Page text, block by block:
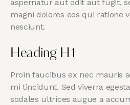
aspernatur aut odit aut fugit,
magni dolores eos qui ratione
nesciunt.
Heading H1
Proin faucibus ex nec mauris
mi tincidunt. Sed viverra
sodales ultrices augue a